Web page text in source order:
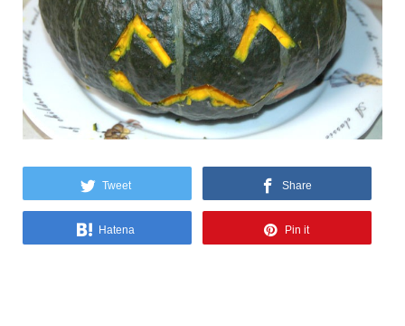
Tweet Share
Hatena Pin it